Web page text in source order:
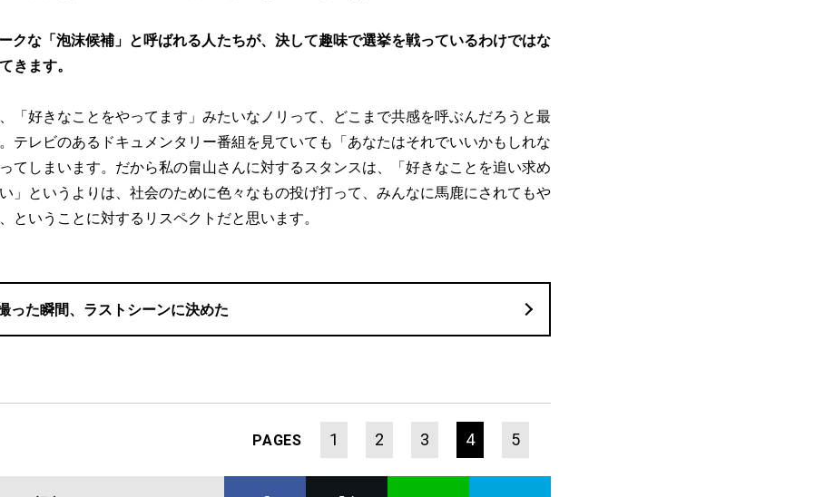
クな「泡沫候補」と呼ばれる人たちが、決して趣味で選挙を戦っているわけではな
きます。
「好きなことをやってます」みたいなノリって、どこまで共感を呼ぶんだろうと最
テレビのあるドキュメンタリー番組を見ていても「あなたはそれでいいかもしれな
てしまいます。だから私の畠山さんに対するスタンスは、「好きなことを追い求め
」というよりは、社会のために色々なもの投げ打って、みんなに馬鹿にされてもや
ということに対するリスペクトだと思います。
った瞬間、ラストシーンに決めた
PAGES 1 2 3 4 5